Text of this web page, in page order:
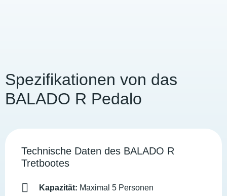
Spezifikationen von das
BALADO R Pedalo
Technische Daten des BALADO R
Tretbootes
Kapazität: Maximal 5 Personen